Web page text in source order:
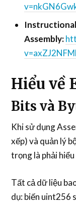
Instructional
Assembly:
Hiểu về
Bits và
Khi sử dụng
xếp) và quản lý
trọng là phải
Tất cả dữ liệu
dụ: biến uint256